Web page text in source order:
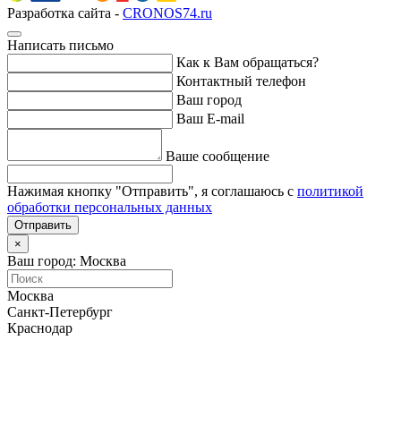
Разработка сайта - CRONOS74.ru
Написать письмо
Как к Вам обращаться?
Контактный телефон
Ваш город
Ваш E-mail
Ваше сообщение
Нажимая кнопку "Отправить", я соглашаюсь с политикой
обработки персональных данных
Отправить
×
Ваш город: Москва
Москва
Санкт-Петербург
Краснодар